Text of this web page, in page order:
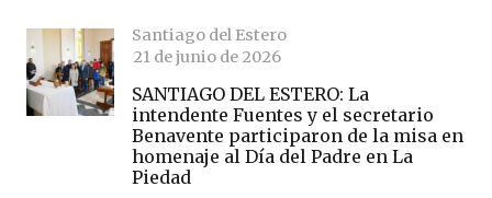
Santiago del Estero
21 de junio de 2026
SANTIAGO DEL ESTERO: La
intendente Fuentes y el secretario
Benavente participaron de la misa en
homenaje al Día del Padre en La
Piedad